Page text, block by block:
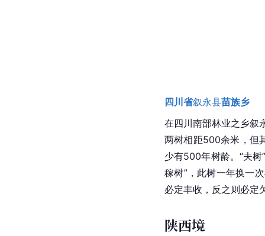
四川省叙永县苗族乡
在四川 南部林业之乡叙
两树相距500余米，但
少有500年树龄。“夫
稼树”，此树一年换一
必定丰收，反之则必定
陕西境